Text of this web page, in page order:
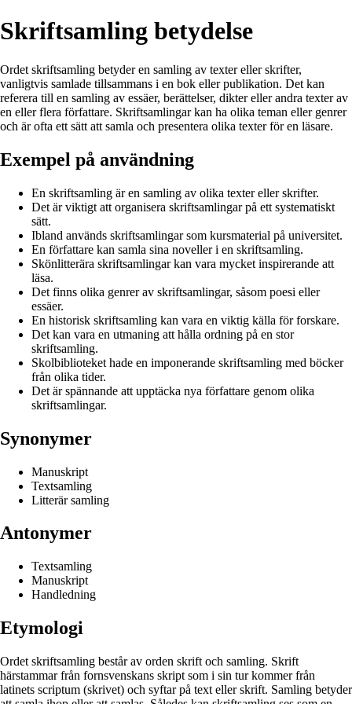
Skriftsamling betydelse
Ordet skriftsamling betyder en samling av texter eller skrifter,
vanligtvis samlade tillsammans i en bok eller publikation. Det kan
referera till en samling av essäer, berättelser, dikter eller andra texter av
en eller flera författare. Skriftsamlingar kan ha olika teman eller genrer
och är ofta ett sätt att samla och presentera olika texter för en läsare.
Exempel på användning
En skriftsamling är en samling av olika texter eller skrifter.
Det är viktigt att organisera skriftsamlingar på ett systematiskt
sätt.
Ibland används skriftsamlingar som kursmaterial på universitet.
En författare kan samla sina noveller i en skriftsamling.
Skönlitterära skriftsamlingar kan vara mycket inspirerande att
läsa.
Det finns olika genrer av skriftsamlingar, såsom poesi eller
essäer.
En historisk skriftsamling kan vara en viktig källa för forskare.
Det kan vara en utmaning att hålla ordning på en stor
skriftsamling.
Skolbiblioteket hade en imponerande skriftsamling med böcker
från olika tider.
Det är spännande att upptäcka nya författare genom olika
skriftsamlingar.
Synonymer
Manuskript
Textsamling
Litterär samling
Antonymer
Textsamling
Manuskript
Handledning
Etymologi
Ordet skriftsamling består av orden skrift och samling. Skrift
härstammar från fornsvenskans skript som i sin tur kommer från
latinets scriptum (skrivet) och syftar på text eller skrift. Samling betyder